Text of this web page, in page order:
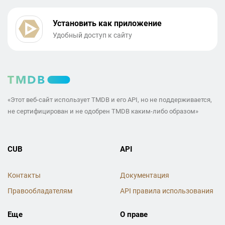
Установить как приложение
Удобный доступ к сайту
«Этот веб-сайт использует TMDB и его API, но не поддерживается,
не сертифицирован и не одобрен TMDB каким-либо образом»
CUB
Контакты
Правообладателям
API
Документация
API правила использования
Еще О праве